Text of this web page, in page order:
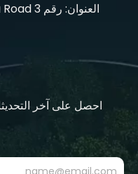
احصل على آخر